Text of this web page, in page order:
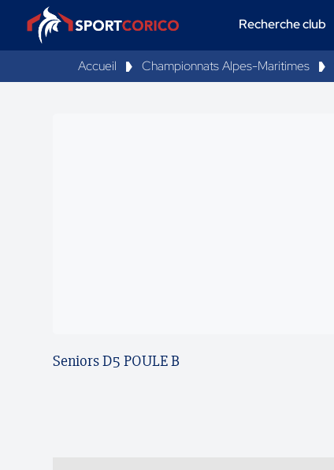
Recherche club
Accueil Championnats Alpes-Maritimes
Seniors D5 POULE B